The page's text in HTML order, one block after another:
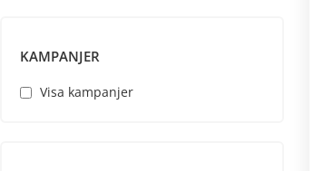
KAMPANJER
Visa kampanjer